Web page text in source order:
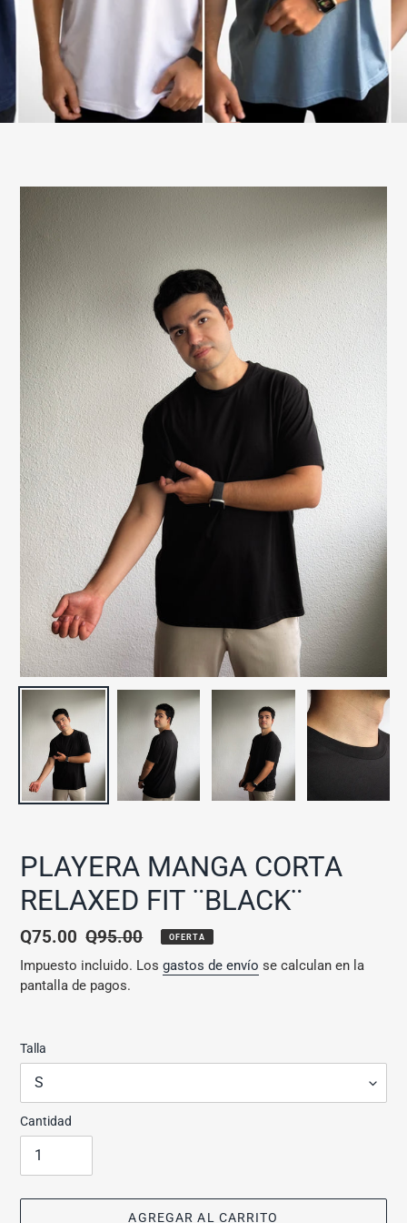
P
R
O
D
U
C
T
O
S
T
A
D
PLAYERA MANGA CORTA
RELAXED FIT ¨BLACK¨
Precio
de
venta
Q75.00 Precio
habitual
Q95.00 OFERTA
Impuesto incluido. Los gastos de envío se calculan en la
pantalla de pagos.
Talla
Cantidad
AGREGAR AL CARRITO